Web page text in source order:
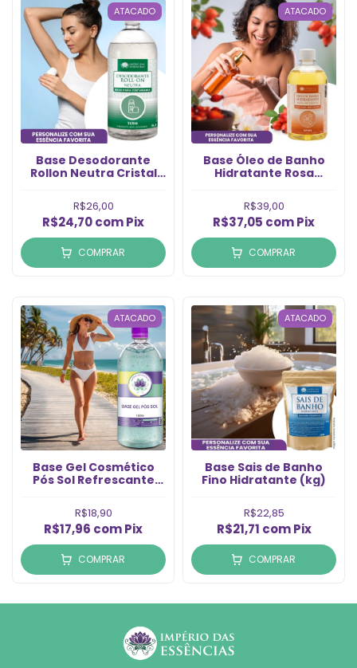
ATACADO
Base Desodorante
Rollon Neutra Cristal
R$26,00
R$24,70comPix
COMPRAR
ATACADO
Base Óleo de Banho
Hidratante Rosa
R$39,00
R$37,05 comPix
COMPRAR
ATACADO
Base Gel Cosmético
Pós Sol Refrescante
R$18,90
R$17,96 comPix
COMPRAR
ATACADO
Base Sais de Banho
Fino Hidratante (kg)
R$22,85
R$21,71 com Pix
COMPRAR